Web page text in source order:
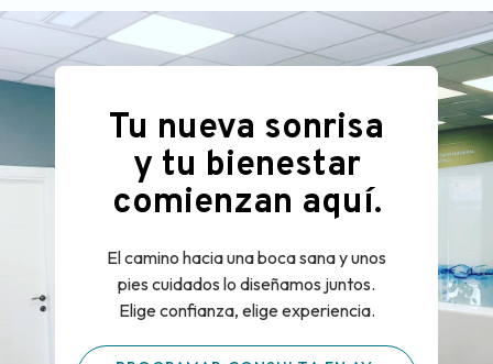
Tu nueva sonrisa
y tu bienestar
comienzan aquí.
El camino hacia una boca sana y unos
pies cuidados lo diseñamos juntos.
Elige confianza, elige experiencia.